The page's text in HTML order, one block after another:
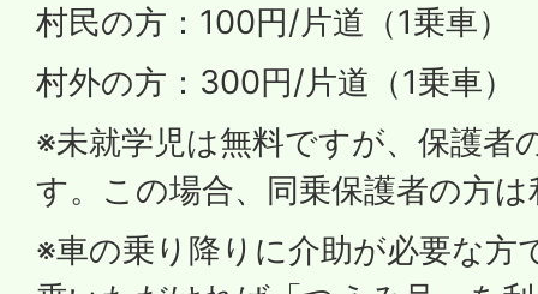
村民の方：100円/片道（1乗車）
村外の方：300円/片道（1乗車）
※未就学児は無料ですが、保護者
す。この場合、同乗保護者の方
※車の乗り降りに介助が必要な方